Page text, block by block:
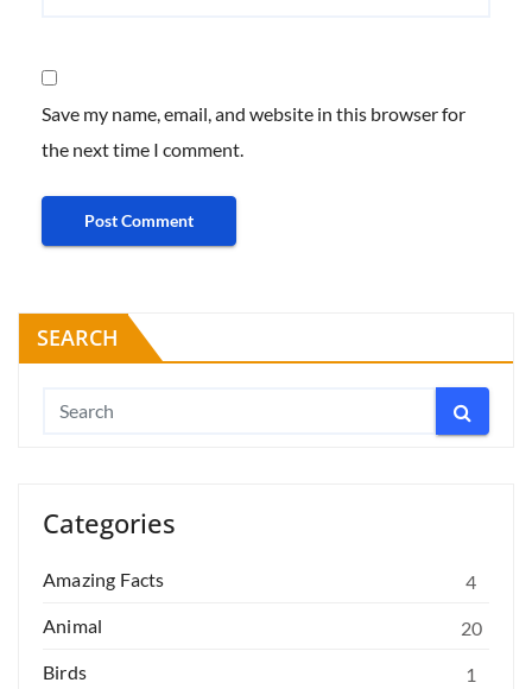
Save my name, email, and website in this browser for
the next time I comment.
SEARCH
Categories
Amazing Facts
4
Animal
20
Birds
1